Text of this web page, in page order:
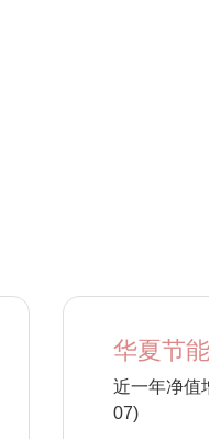
华夏节
近一年净值
07)